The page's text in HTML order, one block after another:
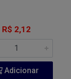
R$ 2,12
Adicionar